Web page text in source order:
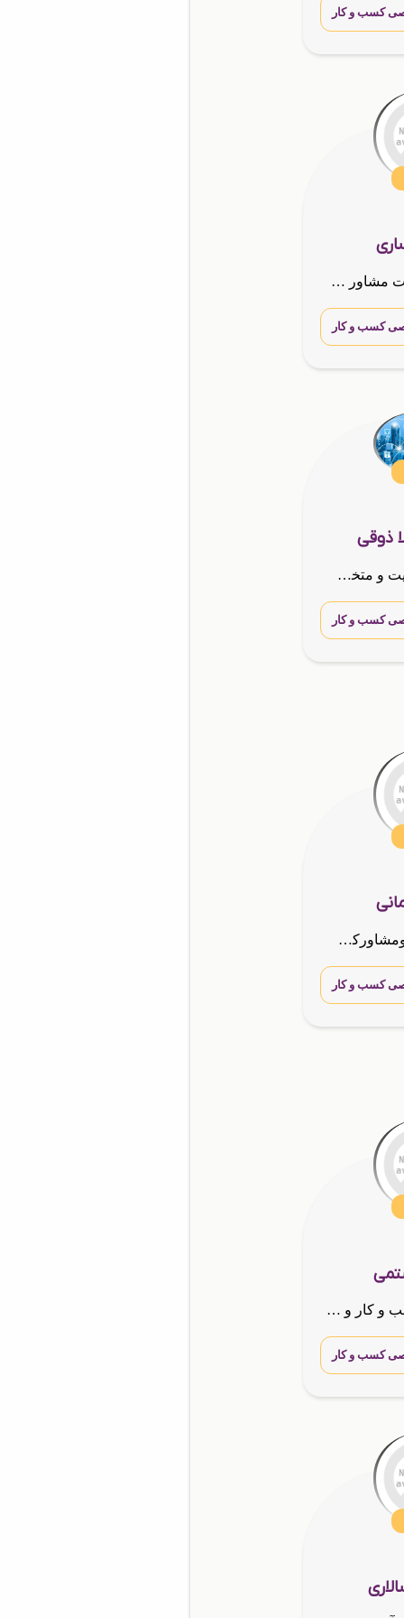
کسب و کار
طراح تخصصی سایت مشاور کسب و کارها
کسب و کار
ذوقی
لیلا ذوقی طراح سایت و متخصص طراحی رزومه دیجیتال
کسب و کار
کار آفرین ونماینده ومشاورکسب وکار هلدینگ گسترش طراحان نقش الماس
کسب و کار
نماینده ومشاور کسب و کار و مدیر رسمی هلدینگ بین المللیG.T.N.A
کسب و کار